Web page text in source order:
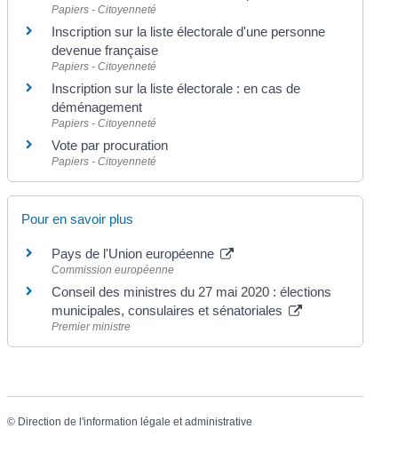
Papiers - Citoyenneté
Inscription sur la liste électorale d'une personne
devenue française
Papiers - Citoyenneté
Inscription sur la liste électorale : en cas de
déménagement
Papiers - Citoyenneté
Vote par procuration
Papiers - Citoyenneté
Pour en savoir plus
Pays de l'Union européenne
Commission européenne
Conseil des ministres du 27 mai 2020 : élections
municipales, consulaires et sénatoriales
Premier ministre
© Direction de l'information légale et administrative